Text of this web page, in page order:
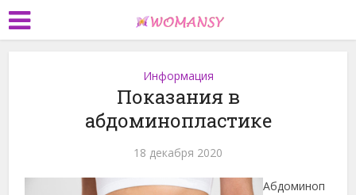
Информация
Показания в
абдоминопластике
18 декабря 2020
Абдоминоп